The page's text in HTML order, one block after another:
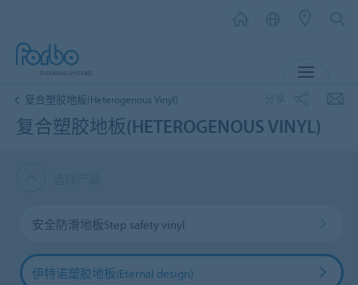
复合塑胶地板(Heterogenous Vinyl)
复合塑胶地板(HETEROGENOUS VINYL)
安全防滑地板Step safety vinyl
伊特诺塑胶地板(Eternal design)